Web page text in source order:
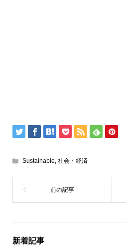
Sustainable, 社会・経済
新着記事